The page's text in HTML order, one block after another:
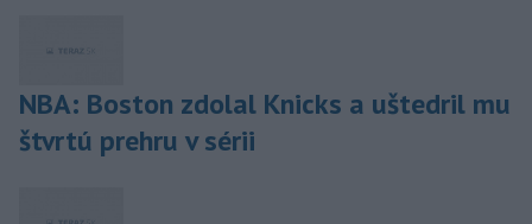
NBA: Boston zdolal Knicks a uštedril mu
štvrtú prehru v sérii